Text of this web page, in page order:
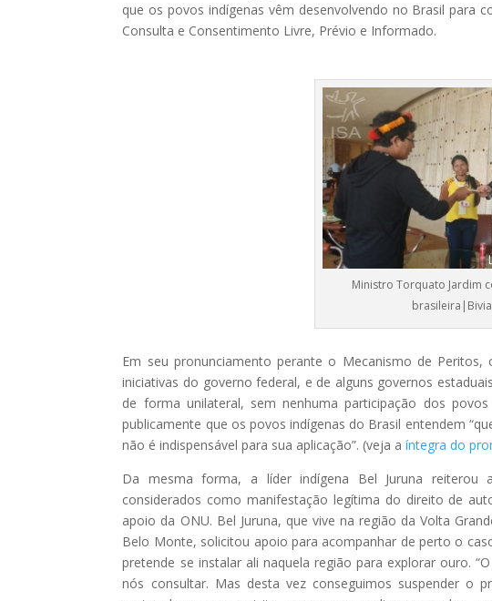
que os povos indígenas vêm desenvolvendo no Brasil
Consulta e Consentimento Livre, Prévio e Informado.
Ministro Torquato Jardim
Em seu pronunciamento perante o Mecanismo de
iniciativas do governo federal, e de alguns governos
de forma unilateral, sem nenhuma participação dos
publicamente que os povos indígenas do Brasil entendem
não é indispensável para sua aplicação”. (veja aíntegra do
Da mesma forma, a líder indígena Bel Juruna
considerados como manifestação legítima do direito de
apoio da ONU. Bel Juruna, que vive na região da Volta
Belo Monte, solicitou apoio para acompanhar de perto o
pretende se instalar ali naquela região para explorar ouro.
nós consultar. Mas desta vez conseguimos suspender o